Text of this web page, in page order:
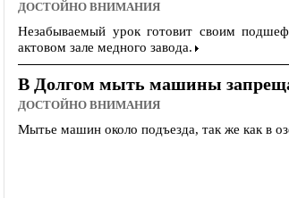
ДОСТОЙНО ВНИМАНИЯ
Незабываемый урок готовит своим
актовом зале медного завода.
В Долгом мыть машины
ДОСТОЙНО ВНИМАНИЯ
Мытье машин около подъезда, так же как в